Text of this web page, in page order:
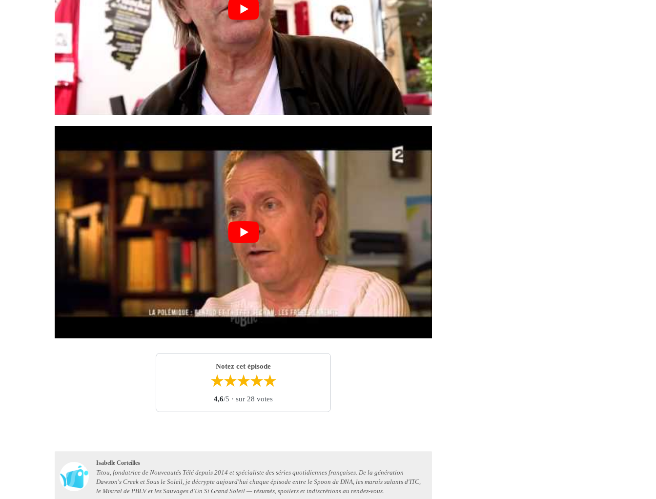
Notez cet épisode
★★★★★
4,6/5 · sur 28 votes
Isabelle Corteilles
Titou, fondatrice de Nouveautés Télé depuis 2014 et spécialiste des séries quotidiennes françaises. De la génération
Dawson's Creek et Sous le Soleil, je décrypte aujourd'hui chaque épisode entre le Spoon de DNA, les marais salants d'ITC,
le Mistral de PBLV et les Sauvages d'Un Si Grand Soleil — résumés, spoilers et indiscrétions au rendez-vous.